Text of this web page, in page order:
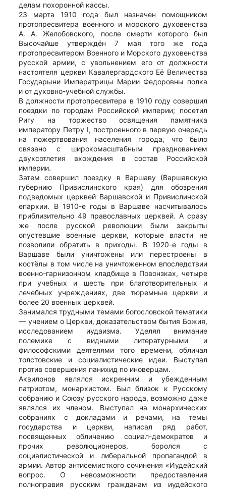
делам похоронной кассы.
23 марта 1910 года был назначен помощником
протопресвитера военного и морского духовенства
А. А. Желобовского, после смерти которого был
Высочайше утверждён 7 мая того же года
протопресвитером Военного и Морского духовенства
русской армии, с увольнением его от должности
настоятеля церкви Кавалергардского Её Величества
Государыни Императрицы Марии Федоровны полка
и от духовно-учебной службы.
В должности протопресвитера в 1910 году совершил
поездки по городам Российской империи; посетил
Ригу на торжество освящения памятника
императору Петру I, построенного в первую очередь
на пожертвования населения города, что было
связано с широкомасштабным празднованием
двухсотлетия вхождения в состав Российской
империи.
Затем совершил поездку в Варшаву (Варшавскую
губернию Привислинского края) для обозрения
подведомых церквей Варшавской и Привислинской
епархии. В 1910-е годы в Варшаве насчитывалось
приблизительно 49 православных церквей. А сразу
же после русской революции были закрыты
опустевшие военные церкви, которые власти не
позволили обратить в приходы. В 1920-е годы в
Варшаве были уничтожены или перестроены в
костёлы в том числе на уничтоженном впоследствии
военно-гарнизонном кладбище в Повонзках, четыре
при учебных и шесть при благотворительных и
лечебных учреждениях, две тюремные церкви и
более 20 военных церквей.
Занимался трудными темами богословской тематики
— учением о Церкви, доказательством бытия Божия,
исследованием иудаизма. Уделял внимание
полемике с видными литературными и
философскими деятелями того времени, обличал
толстовские и социалистические идеи. Выступал
против совершения панихид по иноверцам.
Аквилонов являлся искренним и убежденным
патриотом, монархистом. Был близок к Русскому
собранию и Союзу русского народа, возможно даже
являлся их членом. Выступал на монархических
собраниях с докладами и речами, на темы
государства и церкви, написал ряд работ,
посвященных обличению социал-демократов и
прочих революционеров, боролся с
социалистической и либеральной пропагандой в
армии. Автор антисемисткого сочинения «Иудейский
вопрос. О невозможности предоставления
полноправия русским гражданам из иудейского